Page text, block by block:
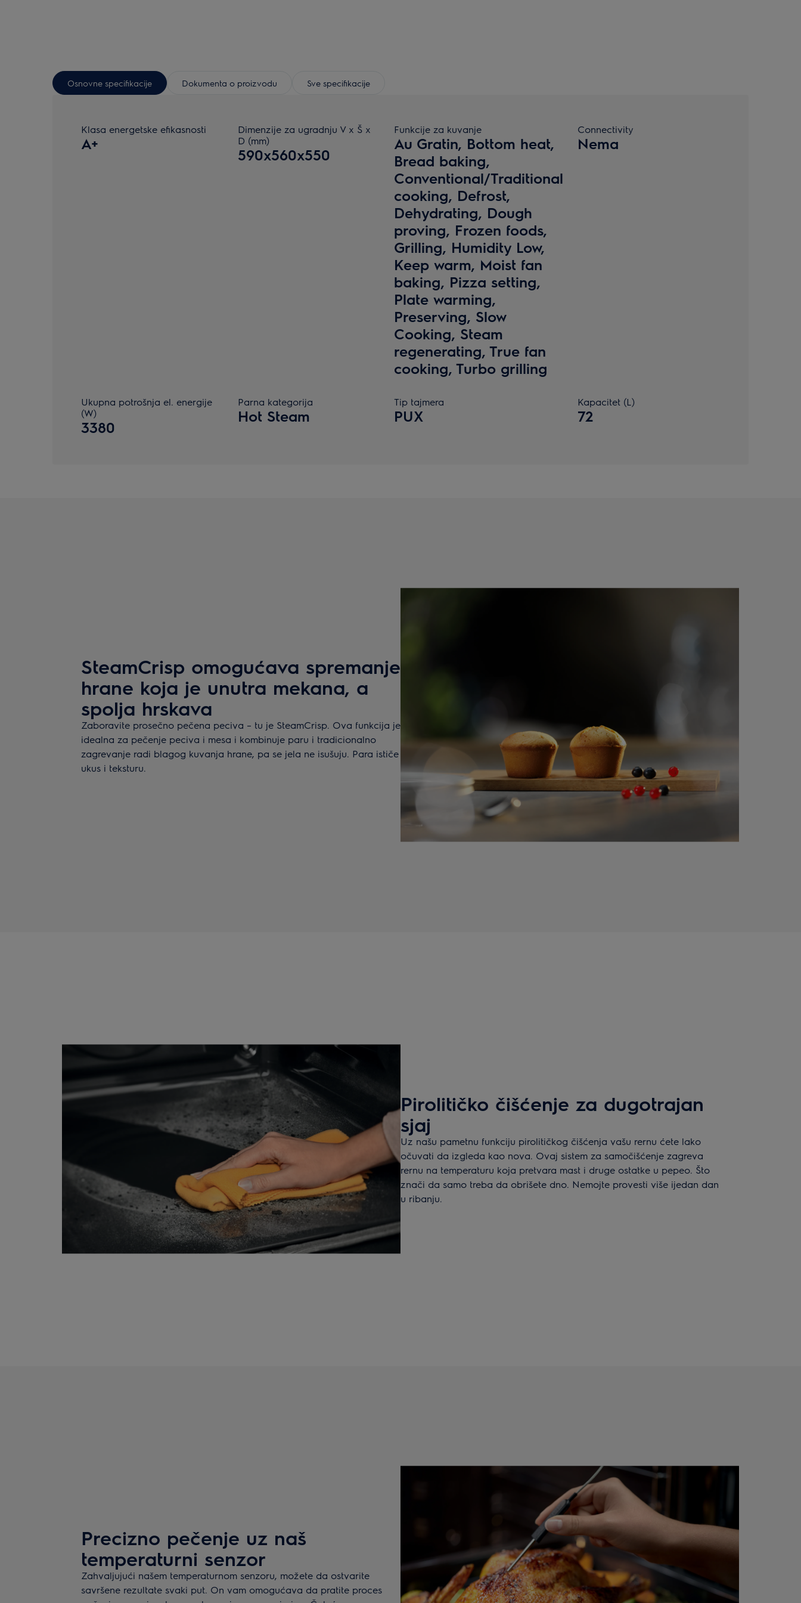
Osnovne specifikacije Dokumenta o proizvodu Sve specifikacije
Klasa energetske efikasnosti
A+
Dimenzije za ugradnju V x Š x
D (mm)
590x560x550
Funkcije za kuvanje
Au Gratin, Bottom heat,
Bread baking,
Conventional/Traditional
cooking, Defrost,
Dehydrating, Dough
proving, Frozen foods,
Grilling, Humidity Low,
Keep warm, Moist fan
baking, Pizza setting,
Plate warming,
Preserving, Slow
Cooking, Steam
regenerating, True fan
cooking, Turbo grilling
Connectivity
Nema
Ukupna potrošnja el. energije
(W)
3380
Parna kategorija
Hot Steam
Tip tajmera
PUX
Kapacitet (L)
72
SteamCrisp omogućava spremanje
hrane koja je unutra mekana, a
spolja hrskava
Zaboravite prosečno pečena peciva – tu je SteamCrisp. Ova funkcija je
idealna za pečenje peciva i mesa i kombinuje paru i tradicionalno
zagrevanje radi blagog kuvanja hrane, pa se jela ne isušuju. Para ističe
ukus i teksturu.
Pirolitičko čišćenje za dugotrajan
sjaj
Uz našu pametnu funkciju pirolitičkog čišćenja vašu rernu ćete lako
očuvati da izgleda kao nova. Ovaj sistem za samočišćenje zagreva
rernu na temperaturu koja pretvara mast i druge ostatke u pepeo. Što
znači da samo treba da obrišete dno. Nemojte provesti više ijedan dan
u ribanju.
Precizno pečenje uz naš
temperaturni senzor
Zahvaljujući našem temperaturnom senzoru, možete da ostvarite
savršene rezultate svaki put. On vam omogućava da pratite proces